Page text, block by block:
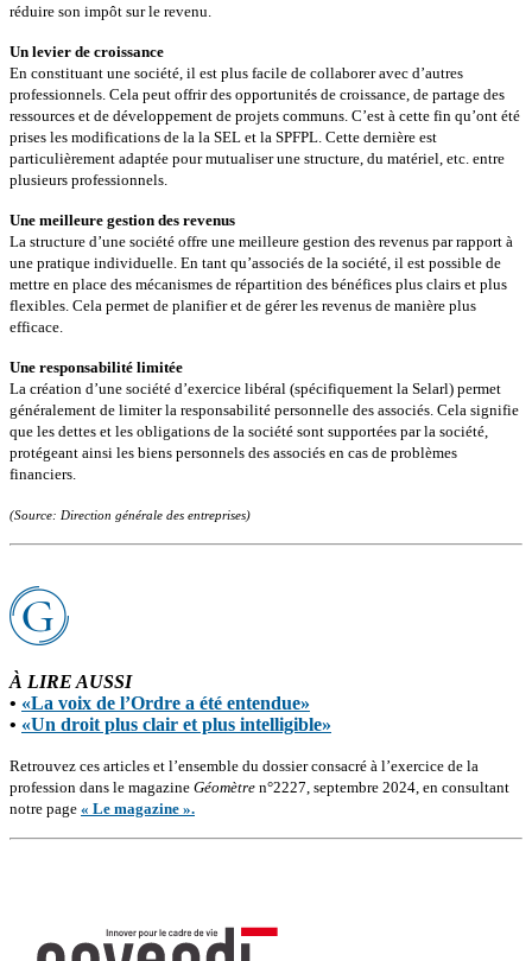
réduire son impôt sur le revenu.
Un levier de croissance
En constituant une société, il est plus facile de collaborer avec d’autres
professionnels. Cela peut offrir des opportunités de croissance, de partage des
ressources et de développement de projets communs. C’est à cette fin qu’ont été
prises les modifications de la la SEL et la SPFPL. Cette dernière est
particulièrement adaptée pour mutualiser une structure, du matériel, etc. entre
plusieurs professionnels.
Une meilleure gestion des revenus
La structure d’une société offre une meilleure gestion des revenus par rapport à
une pratique individuelle. En tant qu’associés de la société, il est possible de
mettre en place des mécanismes de répartition des bénéfices plus clairs et plus
flexibles. Cela permet de planifier et de gérer les revenus de manière plus
efficace.
Une responsabilité limitée
La création d’une société d’exercice libéral (spécifiquement la Selarl) permet
généralement de limiter la responsabilité personnelle des associés. Cela signifie
que les dettes et les obligations de la société sont supportées par la société,
protégeant ainsi les biens personnels des associés en cas de problèmes
financiers.
(Source: Direction générale des entreprises)
À LIRE AUSSI
• «La voix de l’Ordre a été entendue»
• «Un droit plus clair et plus intelligible»
Retrouvez ces articles et l’ensemble du dossier consacré à l’exercice de la
profession dans le magazine Géomètre n°2227, septembre 2024, en consultant
notre page « Le magazine ».